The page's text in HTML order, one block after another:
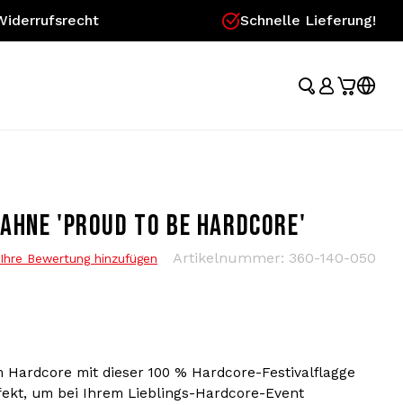
Schnelle Lieferung!
'PROUD TO BE HARDCORE'
Ihre Bewertung hinzufügen Artikelnummer: 360-140-050
Hardcore mit dieser 100 % Hardcore-Festivalflagge
um bei Ihrem Lieblings-Hardcore-Event